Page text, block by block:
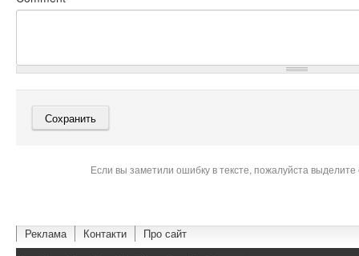
Если вы заметили ошибку в тексте, пожалуйста
Реклама Контакти Про сайт